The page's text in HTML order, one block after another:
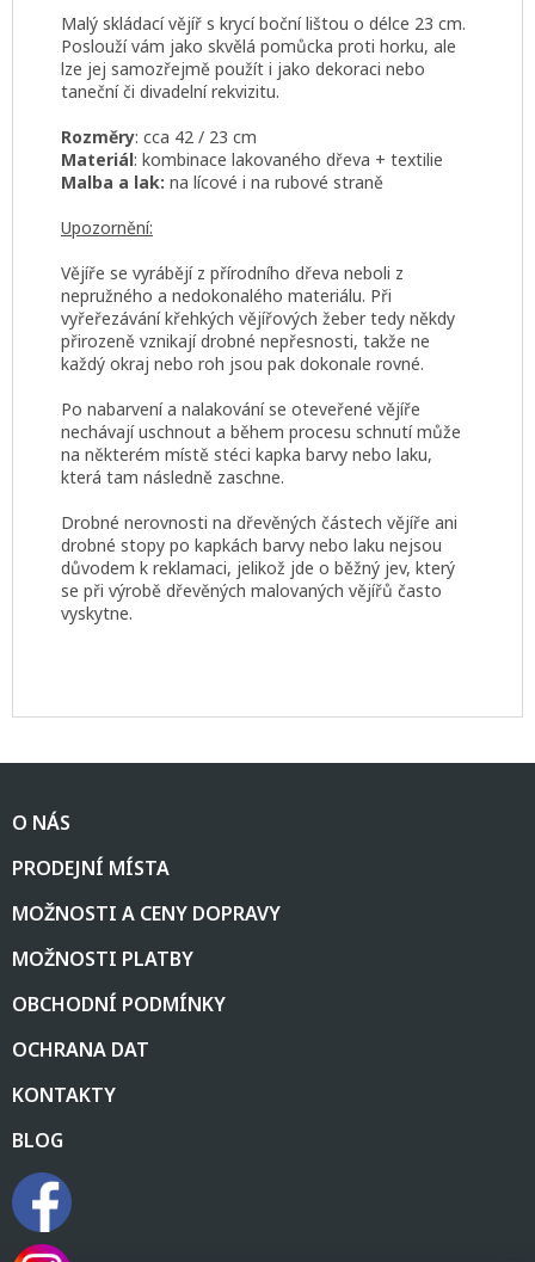
Malý skládací vějíř s krycí boční lištou o délce 23 cm.
Poslouží vám jako skvělá pomůcka proti horku, ale
lze jej samozřejmě použít i jako dekoraci nebo
taneční či divadelní rekvizitu.
Rozměry: cca 42 / 23 cm
Materiál: kombinace lakovaného dřeva + textilie
Malba a lak: na lícové i na rubové straně
Upozornění:
Vějíře se vyrábějí z přírodního dřeva neboli z
nepružného a nedokonalého materiálu. Při
vyřeřezávání křehkých vějířových žeber tedy někdy
přirozeně vznikají drobné nepřesnosti, takže ne
každý okraj nebo roh jsou pak dokonale rovné.
Po nabarvení a nalakování se oteveřené vějíře
nechávají uschnout a během procesu schnutí může
na některém místě stéci kapka barvy nebo laku,
která tam následně zaschne.
Drobné nerovnosti na dřevěných částech vějíře ani
drobné stopy po kapkách barvy nebo laku nejsou
důvodem k reklamaci, jelikož jde o běžný jev, který
se při výrobě dřevěných malovaných vějířů často
vyskytne.
Z
pO NÁS
PRODEJNÍ MÍSTA
MOŽNOSTI A CENY DOPRAVY
MOŽNOSTI PLATBY
OBCHODNÍ PODMÍNKY
OCHRANA DAT
KONTAKTY
BLOG